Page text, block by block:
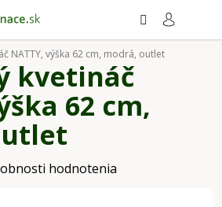
NATTY, výška 62 cm, modrá, outlet
kvetináč
62 cm,
hodnotenia